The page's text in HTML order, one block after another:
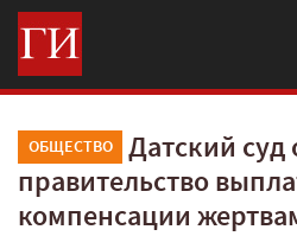
ОБЩЕСТВО
Датский суд
правительство
компенсации